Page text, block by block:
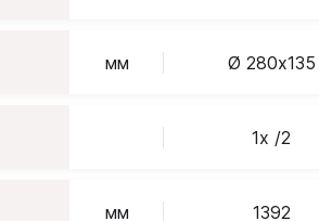
мм Ø 280х135
1x /2
мм 1392